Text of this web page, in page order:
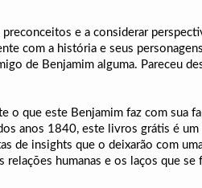
e a considerar
com a história e seus
de Benjamim alguma. Pareceu
o que este Benjamim faz com sua
anos 1840, este livros grátis é um
de insights que o deixarão com
humanas e os laços que se